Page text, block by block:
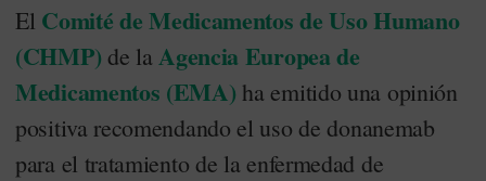
El Comité de Medicamentos de Uso Humano
(CHMP) de la Agencia Europea de
Medicamentos (EMA) ha emitido una opinión
positiva recomendando el uso de donanemab
para el tratamiento de la enfermedad de